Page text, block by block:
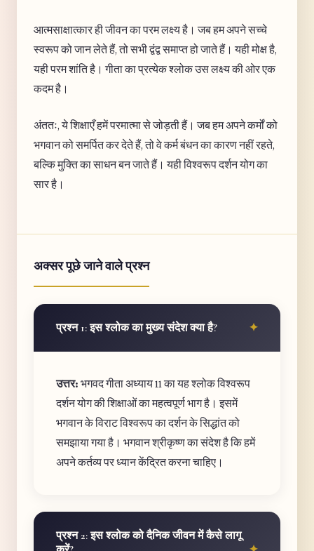
आत्मसाक्षात्कार ही जीवन का परम लक्ष्य है। जब हम अपने सच्चे
स्वरूप को जान लेते हैं, तो सभी द्वंद्व समाप्त हो जाते हैं। यही मोक्ष है,
यही परम शांति है। गीता का प्रत्येक श्लोक उस लक्ष्य की ओर एक
कदम है।
अंततः, ये शिक्षाएँ हमें परमात्मा से जोड़ती हैं। जब हम अपने कर्मों को
भगवान को समर्पित कर देते हैं, तो वे कर्म बंधन का कारण नहीं रहते,
बल्कि मुक्ति का साधन बन जाते हैं। यही विश्वरूप दर्शन योग का
सार है।
अक्सर पूछे जाने वाले प्रश्न
प्रश्न 1: इस श्लोक का मुख्य संदेश क्या है?
उत्तर: भगवद गीता अध्याय 11 का यह श्लोक विश्वरूप
दर्शन योग की शिक्षाओं का महत्वपूर्ण भाग है। इसमें
भगवान के विराट विश्वरूप का दर्शन के सिद्धांत को
समझाया गया है। भगवान श्रीकृष्ण का संदेश है कि हमें
अपने कर्तव्य पर ध्यान केंद्रित करना चाहिए।
प्रश्न 2: इस श्लोक को दैनिक जीवन में कैसे लागू